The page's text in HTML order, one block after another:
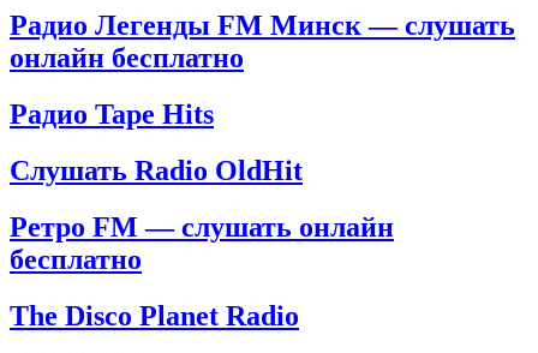
Радио Легенды FM Минск — слушать
онлайн бесплатно
Радио Tape Hits
Слушать Radio OldHit
Ретро FM — слушать онлайн
бесплатно
The Disco Planet Radio